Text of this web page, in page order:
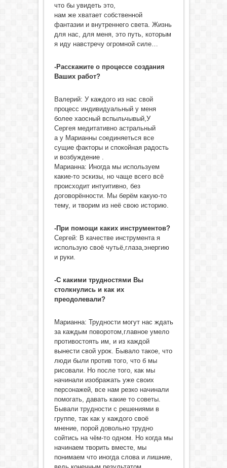
что бы увидеть это,
нам же хватает собственной
фантазии и внутреннего света. Жизнь
для нас, для меня, это путь, которым
я иду навстречу огромной силе…
-Расскажите о процессе создания
Ваших работ?
Валерий: У каждого из нас свой
процесс индивидуальный у меня
более хаосный вспыльчывый,У
Сергея медитативно астральный
а у Марианны соединяеться все
сущие факторы и спокойная радость
и возбуждение .
Марианна: Иногда мы используем
какие-то эскизы, но чаще всего всё
происходит интуитивно, без
договорённости. Мы берём какую-то
тему, и творим из неё свою историю.
-При помощи каких инструментов?
Сергей: В качестве инструмента я
использую своё чутьё,глаза,энергию
и руки.
-С какими трудностями Вы
столкнулись и как их
преодолевали?
Марианна: Трудности могут нас ждать
за каждым поворотом,главное умело
противостоять им, и из каждой
вынести свой урок. Бывало такое, что
люди были против того, что б мы
рисовали. Но после того, как мы
начинали изображать уже своих
персонажей, все нам резко начинали
помогать, давать какие то советы.
Бывали трудности с решениями в
группе, так как у каждого своё
мнение, порой довольно трудно
сойтись на чём-то одном. Но когда мы
начинаем творить вместе, мы
понимаем что иногда слова и лишние,